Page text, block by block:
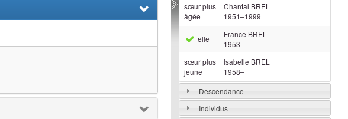
sœur plus
âgée
Chantal BREL
1951–1999
elle France BREL
1953–
sœur plus
jeune
Isabelle BREL
1958–
Descendance
Individus